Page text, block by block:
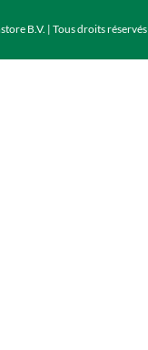
B.V. | Tous droits réservés